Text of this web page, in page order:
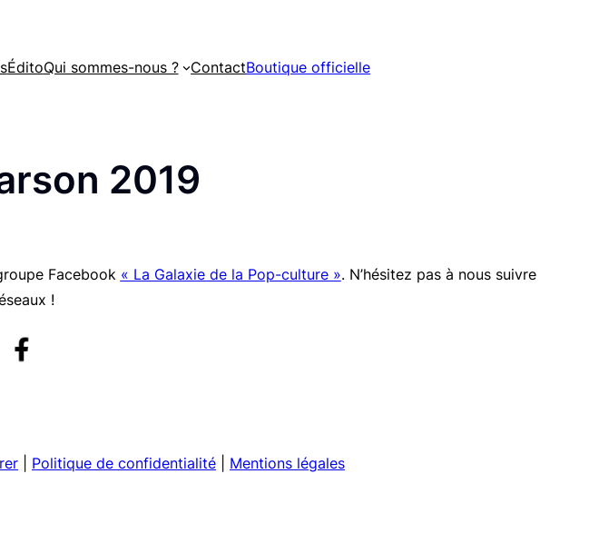
ÉditoQui sommes-nous ? ContactBoutique officielle
2019
Facebook « La Galaxie de la Pop-culture ». N’hésitez pas à nous suivre
!
Politique de confidentialité Mentions légales